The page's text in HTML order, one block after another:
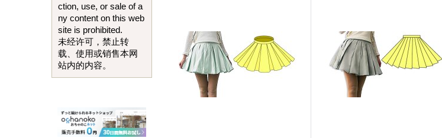
ction, use, or sale of a
ny content on this web
site is prohibited.
未经许可，禁止转
载、使用或销售本网
站内的内容。